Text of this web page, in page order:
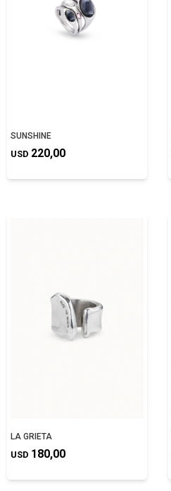
SUNSHINE
USD 220,00
LA GRIETA
USD 180,00